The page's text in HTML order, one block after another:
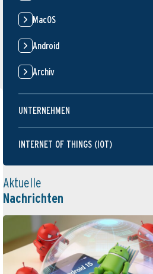
MacOS
Android
Archiv
UNTERNEHMEN
INTERNET OF THINGS (IOT)
Aktuelle
Nachrichten